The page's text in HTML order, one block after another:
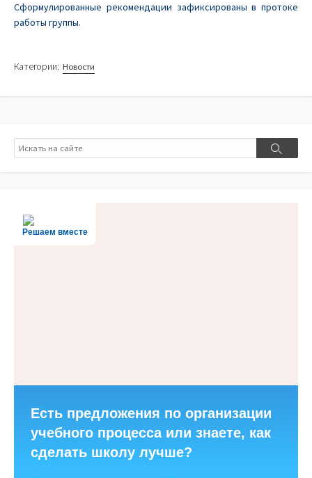
Сформулированные рекомендации зафиксированы в протоке
работы группы.
Категории: Новости
Поиск
Поиск
Решаем вместе
Есть предложения по организации
учебного процесса или знаете, как
сделать школу лучше?